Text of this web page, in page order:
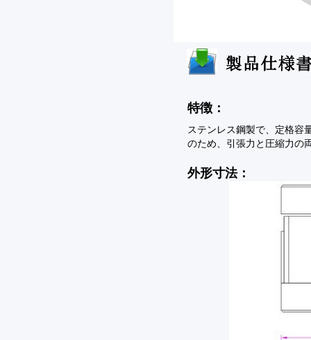
特徴：
ステンレス鋼製で、定格容
のため、引張力と圧縮力の
外形寸法：